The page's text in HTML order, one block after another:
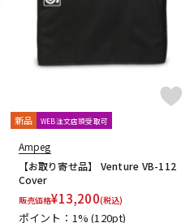
ヴィンテージ
新品 WEB注文店頭受取可
Ampeg
【お取り寄せ品】 Venture VB-112
Cover
販売価格¥13,200(税込)
ポイント：1%(120pt)